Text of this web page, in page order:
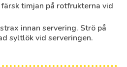
timjan på rotfrukterna vid
innan servering. Strö på
syltlök vid serveringen.